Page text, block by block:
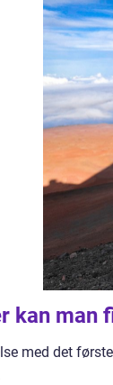
kan man
med det